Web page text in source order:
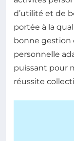
d’utilité et de
portée à la
bonne gestion
personnelle
puissant pour
réussite